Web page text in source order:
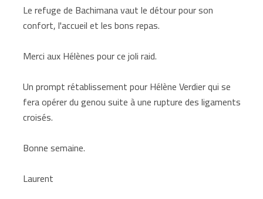
Le refuge de Bachimana vaut le détour pour son
confort, l'accueil et les bons repas.
Merci aux Hélènes pour ce joli raid.
Un prompt rétablissement pour Hélène Verdier qui se
fera opérer du genou suite à une rupture des ligaments
croisés.
Bonne semaine.
Laurent